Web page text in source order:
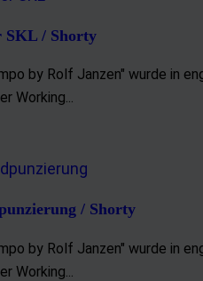
SKL / Shorty
by Rolf Janzen" wurde in
Working...
/ Shorty
by Rolf Janzen" wurde in
Working...